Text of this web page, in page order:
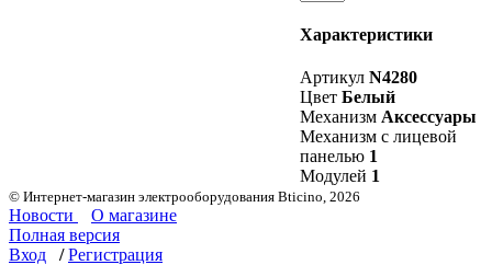
Характеристики
Артикул N4280
Цвет Белый
Механизм Аксессуары
Механизм с лицевой
панелью 1
Модулей 1
© Интернет-магазин электрооборудования Bticino, 2026
Новости
О магазине
Полная версия
Вход
/ Регистрация